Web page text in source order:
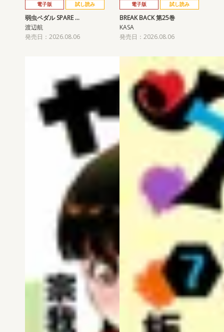
電子版 試し読み
弱虫ペダル SPARE …
渡辺航
発売日：2026.08.06
電子版 試し読み
BREAK BACK 第25巻
KASA
発売日：2026.08.06